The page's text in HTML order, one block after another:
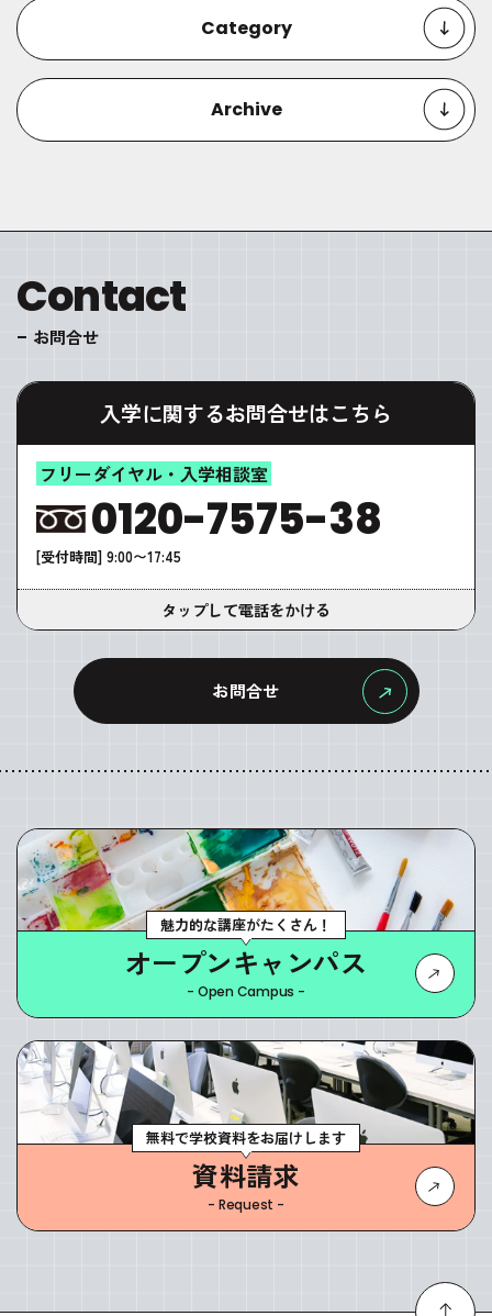
Category
Archive
Contact
お問合せ
入学に関するお問合せはこちら
フリーダイヤル・入学相談室
0120-7575-38
[受付時間] 9:00〜17:45
タップして電話をかける
お問合せ
魅力的な講座がたくさん！
オープンキャンパス
- Open Campus -
無料で学校資料をお届けします
資料請求
- Request -